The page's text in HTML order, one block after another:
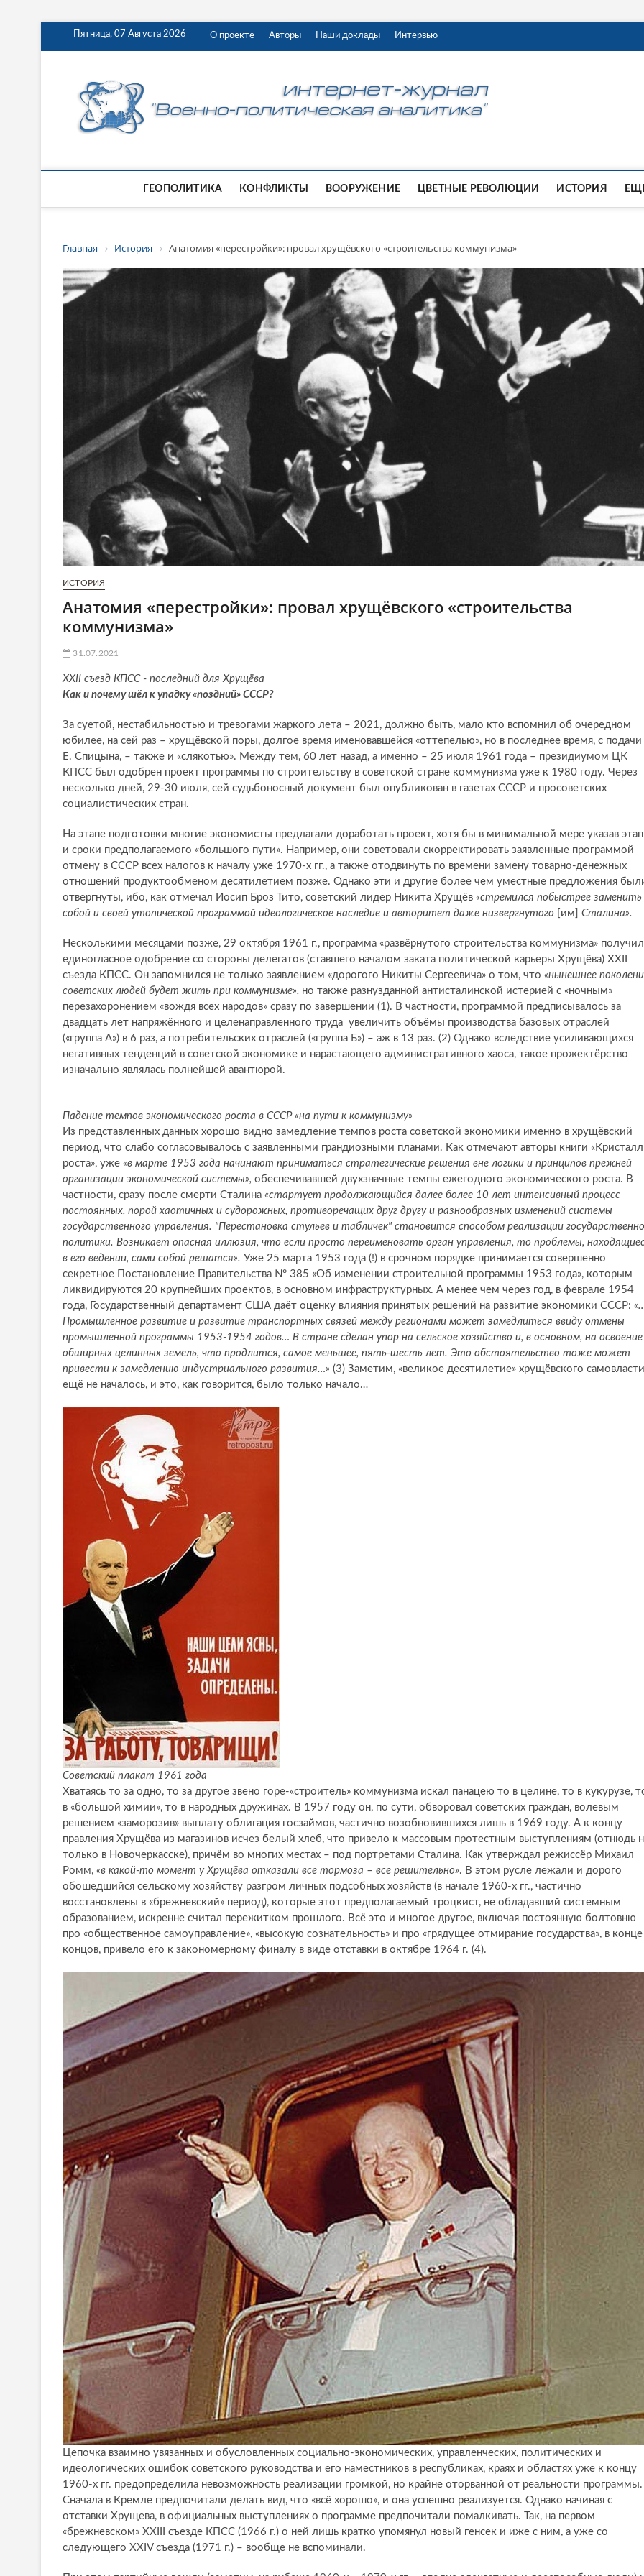
Пятница, 07 Августа 2026 О проекте Авторы Наши доклады Интервью
ГЕОПОЛИТИКА КОНФЛИКТЫ ВООРУЖЕНИЕ ЦВЕТНЫЕ РЕВОЛЮЦИИ ИСТОРИЯ
Главная История Анатомия «перестройки»: провал хрущёвского «строительства коммунизма»
ИСТОРИЯ
Анатомия «перестройки»: провал хрущёвского «строительства
коммунизма»
31.07.2021
XXII съезд КПСС - последний для Хрущёва
Как и почему шёл к упадку «поздний» СССР?
За суетой, нестабильностью и тревогами жаркого лета – 2021, должно быть, мало кто вспомнил об очередном
юбилее, на сей раз – хрущёвской поры, долгое время именовавшейся «оттепелью», но в последнее время, с подачи
Е. Спицына, – также и «слякотью». Между тем, 60 лет назад, а именно – 25 июля 1961 года – президиумом ЦК
КПСС был одобрен проект программы по строительству в советской стране коммунизма уже к 1980 году. Через
несколько дней, 29-30 июля, сей судьбоносный документ был опубликован в газетах СССР и просоветских
социалистических стран.
На этапе подготовки многие экономисты предлагали доработать проект, хотя бы в минимальной мере указав
и сроки предполагаемого «большого пути». Например, они советовали скорректировать заявленные программой
отмену в СССР всех налогов к началу уже 1970-х гг., а также отодвинуть по времени замену товарно-денежных
отношений продуктообменом десятилетием позже. Однако эти и другие более чем уместные предложения
отвергнуты, ибо, как отмечал Иосип Броз Тито, советский лидер Никита Хрущёв «стремился побыстрее заменить
собой и своей утопической программой идеологическое наследие и авторитет даже низвергнутого
[им] Сталина».
Несколькими месяцами позже, 29 октября 1961 г., программа «развёрнутого строительства коммунизма»
единогласное одобрение со стороны делегатов (ставшего началом заката политической карьеры Хрущёва) XXII
съезда КПСС. Он запомнился не только заявлением «дорогого Никиты Сергеевича» о том, что «нынешнее
советских людей будет жить при коммунизме», но также разнузданной антисталинской истерией с «ночным»
перезахоронением «вождя всех народов» сразу по завершении (1). В частности, программой предписывалось за
двадцать лет напряжённого и целенаправленного труда увеличить объёмы производства базовых отраслей
(«группа А») в 6 раз, а потребительских отраслей («группа Б») – аж в 13 раз. (2) Однако вследствие усиливающихся
негативных тенденций в советской экономике и нарастающего административного хаоса, такое прожектёрство
изначально являлась полнейшей авантюрой.
Падение темпов экономического роста в СССР «на пути к коммунизму»
Из представленных данных хорошо видно замедление темпов роста советской экономики именно в хрущёвский
период, что слабо согласовывалось с заявленными грандиозными планами. Как отмечают авторы книги «Кристалл
роста», уже «в марте 1953 года начинают приниматься стратегические решения вне логики и принципов прежней
организации экономической системы», обеспечивавшей двухзначные темпы ежегодного экономического роста. В
частности, сразу после смерти Сталина «стартует продолжающийся далее более 10 лет интенсивный процесс
постоянных, порой хаотичных и судорожных, противоречащих друг другу и разнообразных изменений системы
государственного управления. "Перестановка стульев и табличек" становится способом реализации
политики. Возникает опасная иллюзия, что если просто переименовать орган управления, то проблемы,
в его ведении, сами собой решатся». Уже 25 марта 1953 года (!) в срочном порядке принимается совершенно
секретное Постановление Правительства № 385 «Об изменении строительной программы 1953 года», которым
ликвидируются 20 крупнейших проектов, в основном инфраструктурных. А менее чем через год, в феврале 1954
года, Государственный департамент США даёт оценку влияния принятых решений на развитие экономики СССР:
Промышленное развитие и развитие транспортных связей между регионами может замедлиться ввиду отмены
промышленной программы 1953-1954 годов… В стране сделан упор на сельское хозяйство и, в основном, на освоение
обширных целинных земель, что продлится, самое меньшее, пять-шесть лет. Это обстоятельство тоже может
привести к замедлению индустриального развития…» (3) Заметим, «великое десятилетие» хрущёвского
ещё не началось, и это, как говорится, было только начало…
Советский плакат 1961 года
Хватаясь то за одно, то за другое звено горе-«строитель» коммунизма искал панацею то в целине, то в кукурузе,
в «большой химии», то в народных дружинах. В 1957 году он, по сути, обворовал советских граждан, волевым
решением «заморозив» выплату облигация госзаймов, частично возобновившихся лишь в 1969 году. А к концу
правления Хрущёва из магазинов исчез белый хлеб, что привело к массовым протестным выступлениям (отнюдь
только в Новочеркасске), причём во многих местах – под портретами Сталина. Как утверждал режиссёр Михаил
Ромм, «в какой-то момент у Хрущёва отказали все тормоза – все решительно». В этом русле лежали и дорого
обошедшийся сельскому хозяйству разгром личных подсобных хозяйств (в начале 1960-х гг., частично
восстановлены в «брежневский» период), которые этот предполагаемый троцкист, не обладавший системным
образованием, искренне считал пережитком прошлого. Всё это и многое другое, включая постоянную болтовню
про «общественное самоуправление», «высокую сознательность» и про «грядущее отмирание государства», в конце
концов, привело его к закономерному финалу в виде отставки в октябре 1964 г. (4).
Цепочка взаимно увязанных и обусловленных социально-экономических, управленческих, политических и
идеологических ошибок советского руководства и его наместников в республиках, краях и областях уже к концу
1960-х гг. предопределила невозможность реализации громкой, но крайне оторванной от реальности программы.
Сначала в Кремле предпочитали делать вид, что «всё хорошо», и она успешно реализуется. Однако начиная с
отставки Хрущева, в официальных выступлениях о программе предпочитали помалкивать. Так, на первом
«брежневском» XXIII съезде КПСС (1966 г.) о ней лишь кратко упомянул новый генсек и иже с ним, а уже со
следующего XXIV съезда (1971 г.) – вообще не вспоминали.